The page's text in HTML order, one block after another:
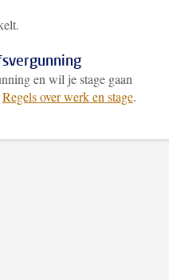
en wil je stage gaan
Regels over werk en stage.